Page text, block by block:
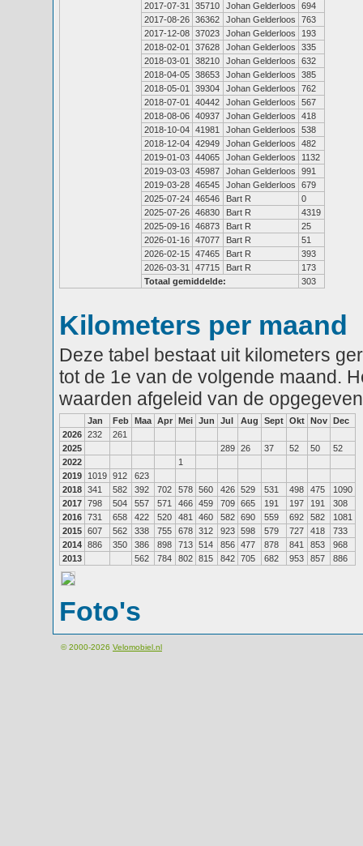
2017-07-31
35710 Johan Gelderloos
694
2017-08-26 36362 Johan Gelderloos
763
2017-12-08 37023 Johan Gelderloos
193
2018-02-01
37628 Johan Gelderloos
335
2018-03-01
38210 Johan Gelderloos
632
2018-04-05 38653 Johan Gelderloos
385
2018-05-01
39304 Johan Gelderloos
762
2018-07-01
40442 Johan Gelderloos
567
2018-08-06 40937 Johan Gelderloos
418
2018-10-04 41981 Johan Gelderloos
538
2018-12-04 42949 Johan Gelderloos
482
2019-01-03 44065 Johan Gelderloos
1132
2019-03-03 45987 Johan Gelderloos
991
2019-03-28 46545 Johan Gelderloos
679
2025-07-24 46546 Bart R
0
2025-07-26 46830 Bart R
4319
2025-09-16 46873 Bart R
25
2026-01-16 47077 Bart R
51
2026-02-15 47465 Bart R
393
2026-03-31
47715 Bart R
173
Totaal gemiddelde:
303
Kilometers per maand
Deze tabel bestaat uit kilometers
tot de 1e van de volgende maand.
waarden afgeleid van de
Jan Feb Maa Apr Mei Jun Jul Aug Sept Okt Nov Dec
2026 232
261
2025
289 26 37 52 50
52
2022
1
2019
1019 912
623
2018 341 582 392 702 578 560 426 529 531 498 475
1090
2017 798 504 557 571 466 459 709 665 191 197 191
308
2016 731 658 422 520 481 460 582 690 559 692 582
1081
2015 607 562 338 755 678 312 923 598 579 727 418
733
2014 886 350 386 898 713 514 856 477 878 841 853
968
2013
562 784 802 815 842 705 682 953 857 886
Foto's
© 2000-2026 Velomobiel.nl